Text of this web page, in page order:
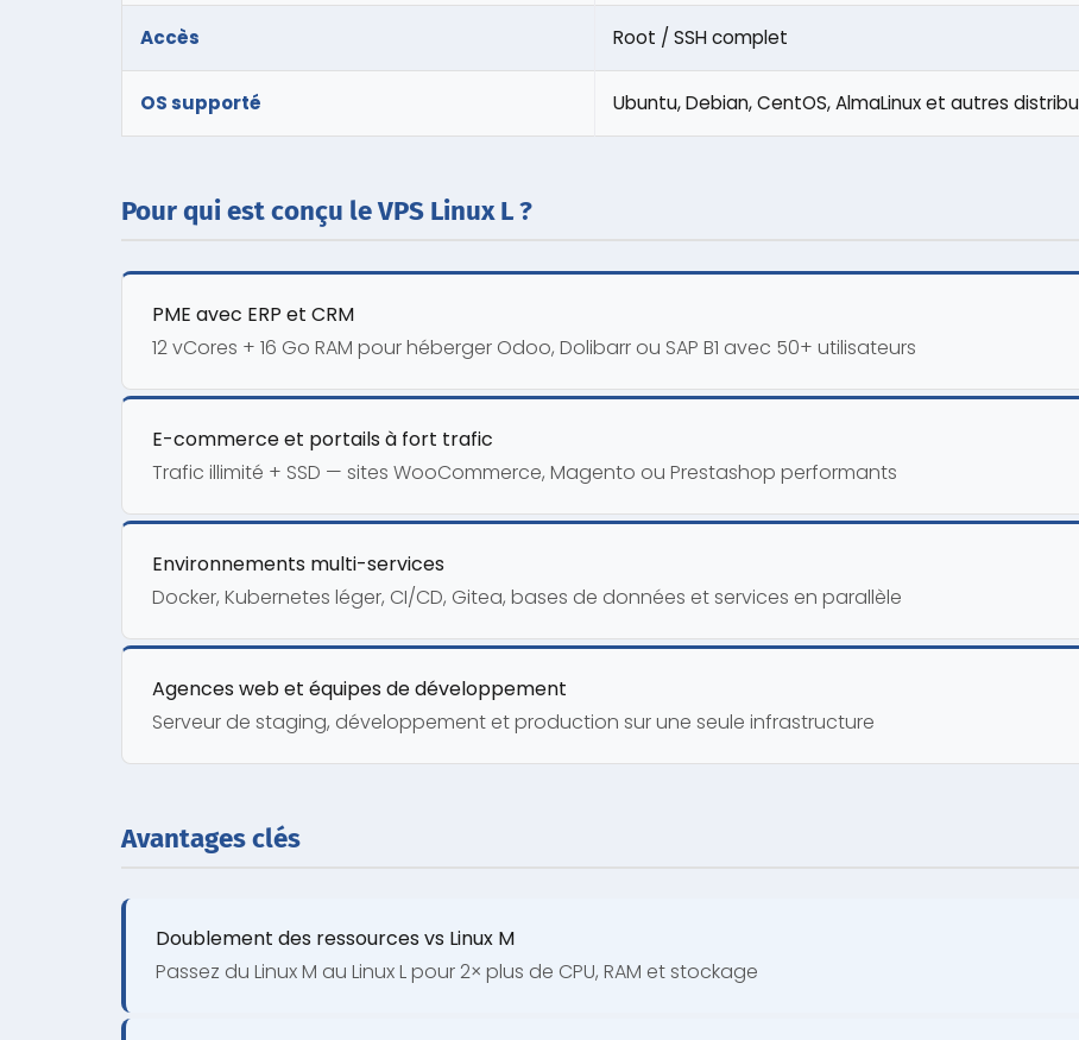
Accès Root / SSH complet
OS supporté Ubuntu, Debian, CentOS, AlmaLinux et autres
Pour qui est conçu le VPS Linux L ?
PME avec ERP et CRM
12 vCores + 16 Go RAM pour héberger Odoo, Dolibarr ou SAP B1 avec 50+ utilisateurs
E-commerce et portails à fort trafic
Trafic illimité + SSD — sites WooCommerce, Magento ou Prestashop performants
Environnements multi-services
Docker, Kubernetes léger, CI/CD, Gitea, bases de données et services en parallèle
Agences web et équipes de développement
Serveur de staging, développement et production sur une seule infrastructure
Avantages clés
Doublement des ressources vs Linux M
Passez du Linux M au Linux L pour 2× plus de CPU, RAM et stockage